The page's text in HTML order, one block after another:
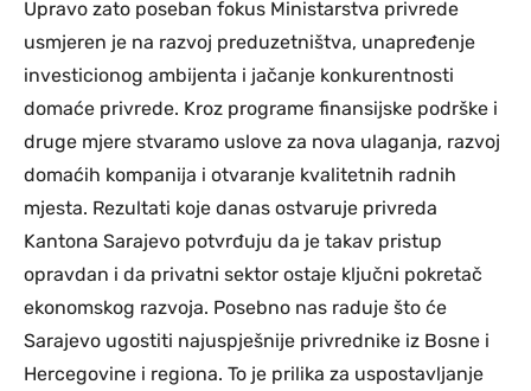
Upravo zato poseban fokus Ministarstva privrede
usmjeren je na razvoj preduzetništva, unapređenje
investicionog ambijenta i jačanje konkurentnosti
domaće privrede. Kroz programe finansijske podrške i
druge mjere stvaramo uslove za nova ulaganja, razvoj
domaćih kompanija i otvaranje kvalitetnih radnih
mjesta. Rezultati koje danas ostvaruje privreda
Kantona Sarajevo potvrđuju da je takav pristup
opravdan i da privatni sektor ostaje ključni pokretač
ekonomskog razvoja. Posebno nas raduje što će
Sarajevo ugostiti najuspješnije privrednike iz Bosne i
Hercegovine i regiona. To je prilika za uspostavljanje